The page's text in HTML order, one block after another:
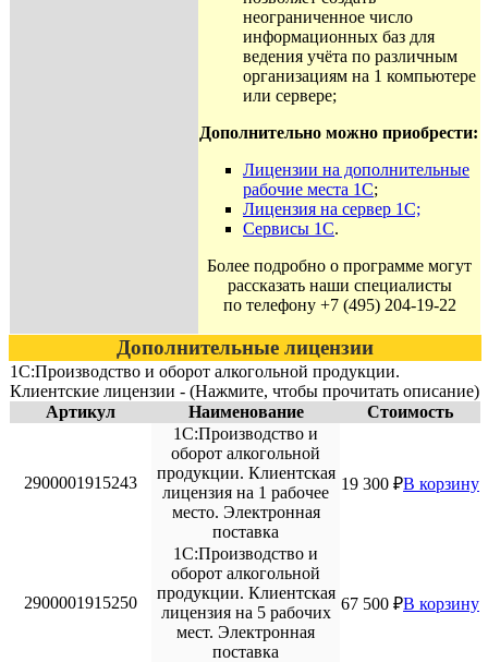
неограниченное число
информационных баз для
ведения учёта по различным
организациям на 1 компьютере
или сервере;
Дополнительно можно приобрести:
Лицензии на дополнительные
рабочие места 1С;
Лицензия на сервер 1С;
Сервисы 1С.
Более подробно о программе могут
рассказать наши специалисты
по телефону +7 (495) 204-19-22
Дополнительные лицензии
1С:Производство и оборот алкогольной продукции.
Клиентские лицензии - (Нажмите, чтобы прочитать описание)
Артикул
Наименование Стоимость
2900001915243
1С:Производство и
оборот алкогольной
продукции. Клиентская
лицензия на 1 рабочее
место. Электронная
поставка
19 300 ₽В корзину
2900001915250
1С:Производство и
оборот алкогольной
продукции. Клиентская
лицензия на 5 рабочих
мест. Электронная
поставка
67 500 ₽В корзину